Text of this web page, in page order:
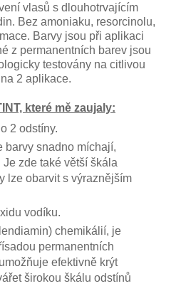
vlasů s dlouhotrvajícím
Bez amoniaku, resorcinolu,
Barvy jsou při aplikaci
z permanentních barev jsou
testovány na citlivou
2 aplikace.
které mě zaujaly:
2 odstíny.
barvy snadno míchají,
zde také větší škála
lze obarvit s výraznějším
vodíku.
chemikálií, je
permanentních
efektivně krýt
širokou škálu odstínů